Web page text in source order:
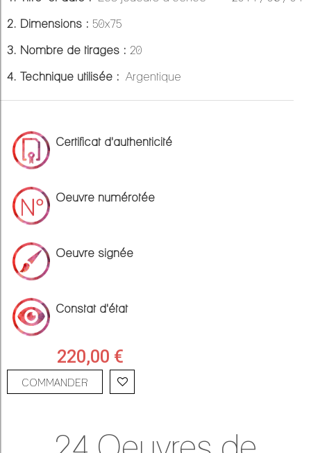
2. Dimensions : 50x75
3. Nombre de tirages : 20
4. Technique utilisée : Argentique
Certificat d'authenticité
Oeuvre numérotée
Oeuvre signée
Constat d'état
220,00 €
COMMANDER